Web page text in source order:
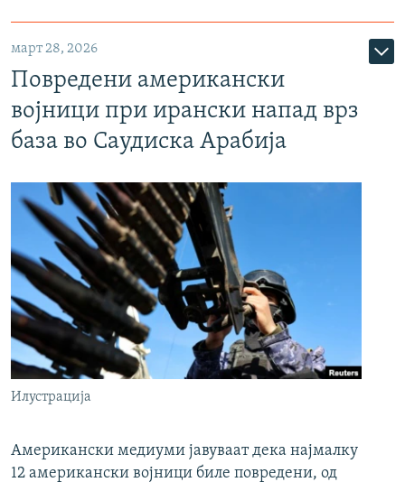
март 28, 2026
Повредени американски
војници при ирански напад врз
база во Саудиска Арабија
Илустрација
Американски медиуми јавуваат дека најмалку
12 американски војници биле повредени, од